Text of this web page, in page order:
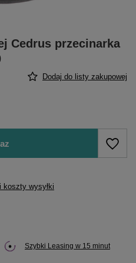
Cedrus przecinarka
Dodaj do listy zakupowej
koszty wysyłki
Szybki Leasing w 15 minut